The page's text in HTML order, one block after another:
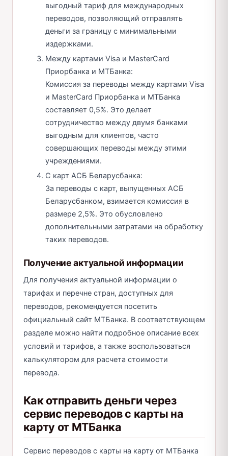
выгодный тариф для международных
переводов, позволяющий отправлять
деньги за границу с минимальными
издержками.
Между картами Visa и MasterCard
Приорбанка и МТБанка:
Комиссия за переводы между картами Visa
и MasterCard Приорбанка и МТБанка
составляет 0,5%. Это делает
сотрудничество между двумя банками
выгодным для клиентов, часто
совершающих переводы между этими
учреждениями.
С карт АСБ Беларусбанка:
За переводы с карт, выпущенных АСБ
Беларусбанком, взимается комиссия в
размере 2,5%. Это обусловлено
дополнительными затратами на обработку
таких переводов.
Получение актуальной информации
Для получения актуальной информации о
тарифах и перечне стран, доступных для
переводов, рекомендуется посетить
официальный сайт МТБанка. В соответствующем
разделе можно найти подробное описание всех
условий и тарифов, а также воспользоваться
калькулятором для расчета стоимости
перевода.
Как отправить деньги через
сервис переводов с карты на
карту от МТБанка
Сервис переводов с карты на карту от МТБанка